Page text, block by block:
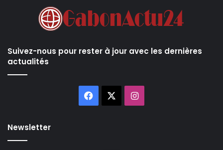
Suivez-nous pour rester à jour avec les dernières
actualités
Facebook Instagram
Newsletter